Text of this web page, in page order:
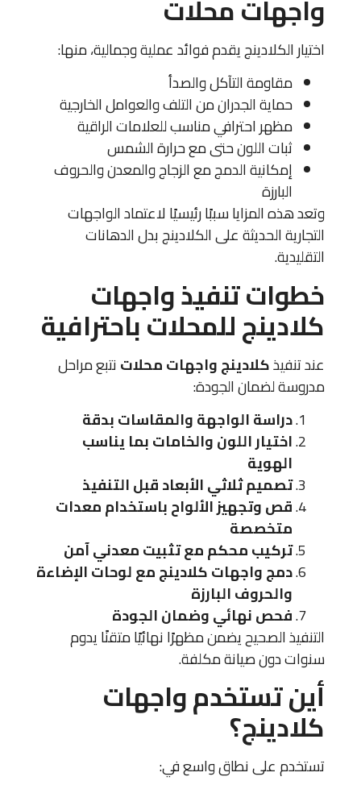
واجهات محلات
اختيار الكلادينج يقدم فوائد عملية وجمالية، منها:
مقاومة التآكل والصدأ
حماية الجدران من التلف والعوامل الخارجية
مظهر احترافي مناسب للعلامات الراقية
ثبات اللون حتى مع حرارة الشمس
إمكانية الدمج مع الزجاج والمعدن والحروف
البارزة
وتعد هذه المزايا سببًا رئيسيًا لاعتماد الواجهات
التجارية الحديثة على الكلادينج بدل الدهانات
التقليدية.
خطوات تنفيذ واجهات
كلادينج للمحلات باحترافية
عند تنفيذكلادينج واجهات محلاتنتبع مراحل
مدروسة لضمان الجودة:
دراسة الواجهة والمقاسات بدقة
اختيار اللون والخامات بما يناسب
الهوية
تصميم ثلاثي الأبعاد قبل التنفيذ
قص وتجهيز الألواح باستخدام معدات
متخصصة
تركيب محكم مع تثبيت معدني آمن
دمج واجهات كلادينج مع لوحات الإضاءة
والحروف البارزة
فحص نهائي وضمان الجودة
التنفيذ الصحيح يضمن مظهرًا نهائيًا متقنًا يدوم
سنوات دون صيانة مكلفة.
أين تستخدم واجهات
كلادينج؟
تستخدم على نطاق واسع في: